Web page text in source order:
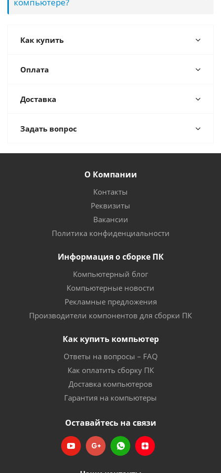
Как купить
Оплата
Доставка
Задать вопрос
О Компании
Контакты
Реквизиты
Вакансии
Политика конфиденциальности
Информация о сборке ПК
Компьютерный блог
Компьютерные новости
Рекламные предложения
Производители компонентов для сборки ПК
Как купить компьютер
Ответы на вопросы – FAQ
Как оплатить сборку ПК
Доставка компьютеров
Гарантия на компьютеры
Оставайтесь на связи